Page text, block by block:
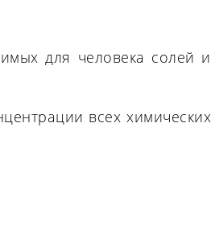
для человека солей и
всех химических